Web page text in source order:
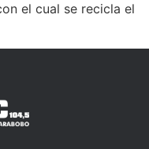
el cual se recicla el